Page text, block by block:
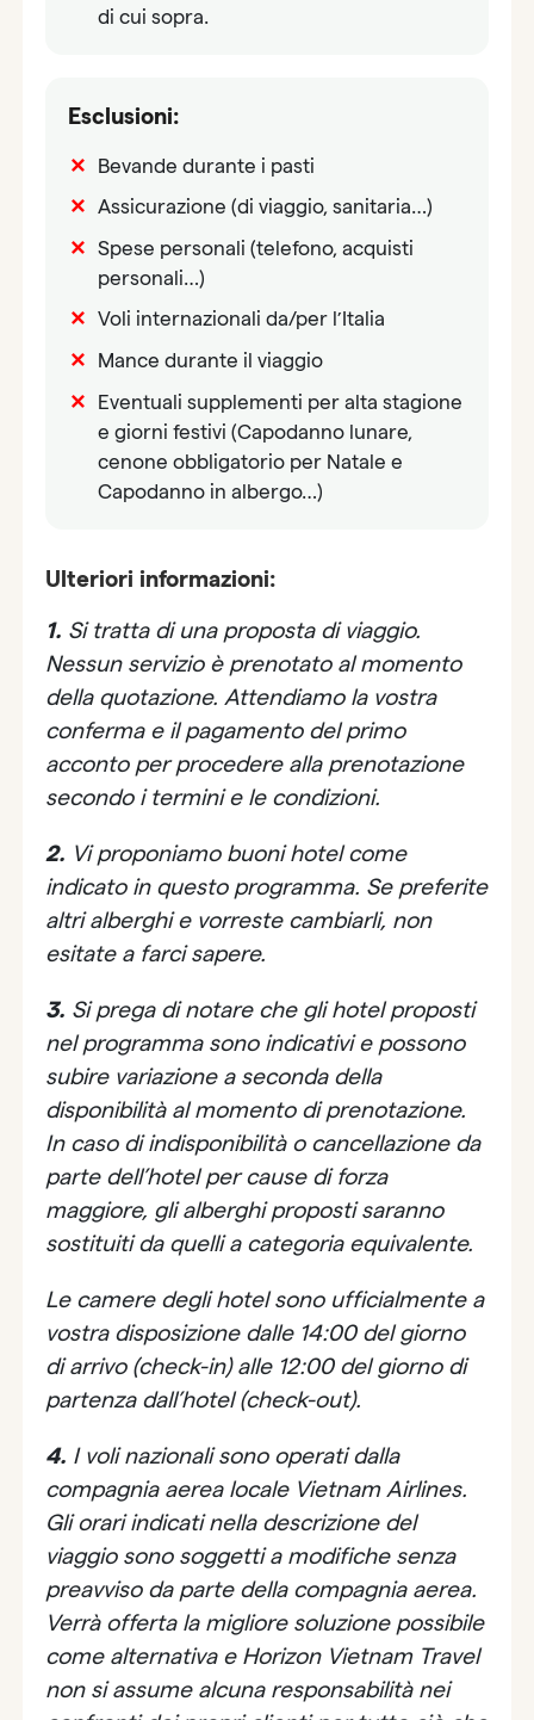
di cui sopra.
Esclusioni:
Bevande durante i pasti
Assicurazione (di viaggio, sanitaria…)
Spese personali (telefono, acquisti
personali…)
Voli internazionali da/per l’Italia
Mance durante il viaggio
Eventuali supplementi per alta stagione
e giorni festivi (Capodanno lunare,
cenone obbligatorio per Natale e
Capodanno in albergo…)
Ulteriori informazioni:
1. Si tratta di una proposta di viaggio.
Nessun servizio è prenotato al momento
della quotazione. Attendiamo la vostra
conferma e il pagamento del primo
acconto per procedere alla prenotazione
secondo i termini e le condizioni.
2. Vi proponiamo buoni hotel come
indicato in questo programma. Se preferite
altri alberghi e vorreste cambiarli, non
esitate a farci sapere.
3. Si prega di notare che gli hotel proposti
nel programma sono indicativi e possono
subire variazione a seconda della
disponibilità al momento di prenotazione.
In caso di indisponibilità o cancellazione da
parte dell’hotel per cause di forza
maggiore, gli alberghi proposti saranno
sostituiti da quelli a categoria equivalente.
Le camere degli hotel sono ufficialmente a
vostra disposizione dalle 14:00 del giorno
di arrivo (check-in) alle 12:00 del giorno di
partenza dall’hotel (check-out).
4. I voli nazionali sono operati dalla
compagnia aerea locale Vietnam Airlines.
Gli orari indicati nella descrizione del
viaggio sono soggetti a modifiche senza
preavviso da parte della compagnia aerea.
Verrà offerta la migliore soluzione possibile
come alternativa e Horizon Vietnam Travel
non si assume alcuna responsabilità nei